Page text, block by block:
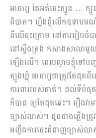
អាចារ្យ តែអត់ចេះក្បួន … ក្
ពិបាក។ ហ្នឹងខ្ញុំលើកឧទាហ
ពីលើចុះក្រោម នៅការរៀប
នៅស្ទឹងត្រង់ កសាងសាលាមួយ
ឡើងលើ។ ពេលល្ងាចខ្ញុំទៅ
ត្បូងឃ្មុំ អាចារ្យថាត្រូវតែ
ការពាររបស់គាត់។​ ដល់ទីបំ
ក៏បាន ឲ្យតែដុតឆេះ។ រឿងវា
ច្បាស់លាស់។ ដូចជាងភ្លើងត្រូ
អញ្ចឹងការចេះជំនាញច្បាស់